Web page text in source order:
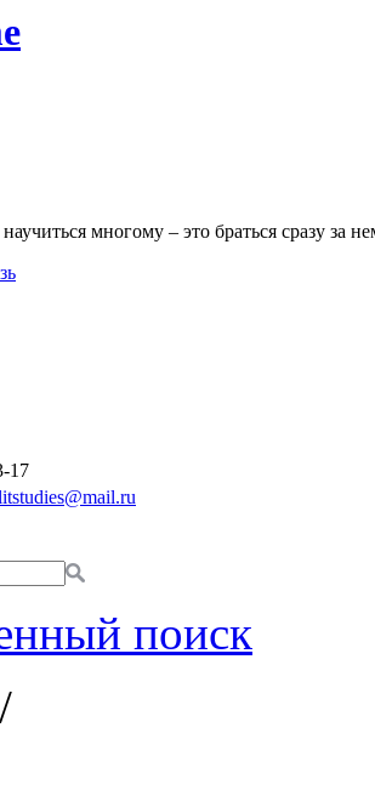
многому – это браться сразу за
17
поиск
/